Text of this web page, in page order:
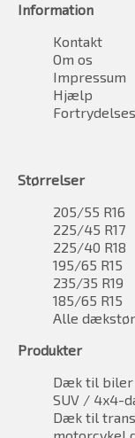
Information
Kontakt
Om os
Impressum
Hjælp
Størrelser
205/55 R16
225/45 R17
225/40 R18
195/65 R15
235/35 R19
185/65 R15
Alle
Produkter
Dæk til biler
SUV / 4x4-
Dæk til